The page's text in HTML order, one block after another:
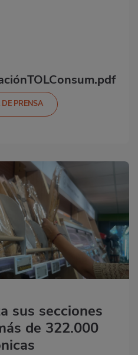
PRENSA
sus secciones
de 322.000